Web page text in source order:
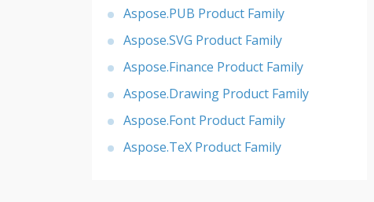
Aspose.PUB Product Family
Aspose.SVG Product Family
Aspose.Finance Product Family
Aspose.Drawing Product Family
Aspose.Font Product Family
Aspose.TeX Product Family